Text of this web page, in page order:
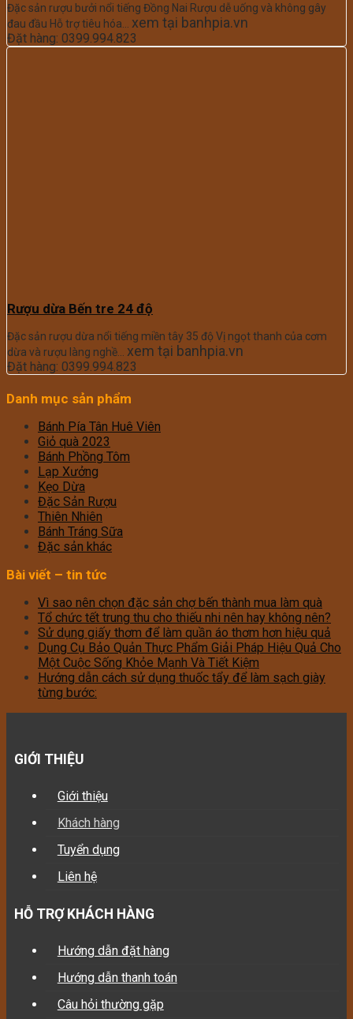
Đặc sản rượu bưởi nổi tiếng Đồng Nai Rượu dễ uống và không gây
đau đầu Hỗ trợ tiêu hóa… xem tại banhpia.vn
Đặt hàng: 0399.994.823
Rượu dừa Bến tre 24 độ
Đặc sản rượu dừa nổi tiếng miền tây 35 độ Vị ngọt thanh của cơm
dừa và rượu làng nghề… xem tại banhpia.vn
Đặt hàng: 0399.994.823
Danh mục sản phẩm
Bánh Pía Tân Huê Viên
Giỏ quà 2023
Bánh Phồng Tôm
Lạp Xưởng
Kẹo Dừa
Đặc Sản Rượu
Thiên Nhiên
Bánh Tráng Sữa
Đặc sản khác
Bài viết – tin tức
Vì sao nên chọn đặc sản chợ bến thành mua làm quà
Tổ chức tết trung thu cho thiếu nhi nên hay không nên?
Sử dụng giấy thơm để làm quần áo thơm hơn hiệu quả
Dụng Cụ Bảo Quản Thực Phẩm Giải Pháp Hiệu Quả Cho
Một Cuộc Sống Khỏe Mạnh Và Tiết Kiệm
Hướng dẫn cách sử dụng thuốc tẩy để làm sạch giày
từng bước:
GIỚI THIỆU
Giới thiệu
Khách hàng
Tuyển dụng
Liên hệ
HỖ TRỢ KHÁCH HÀNG
Hướng dẫn đặt hàng
Hướng dẫn thanh toán
Câu hỏi thường gặp